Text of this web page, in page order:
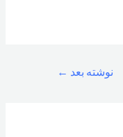
نوشته بعد ←